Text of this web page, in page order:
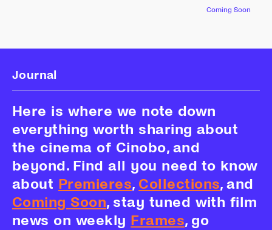
Coming Soon
Journal
Here is where we note down
everything worth sharing about
the cinema of Cinobo, and
beyond. Find all you need to know
about Premieres, Collections, and
Coming Soon, stay tuned with film
news on weekly Frames, go